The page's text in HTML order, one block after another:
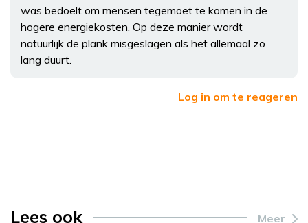
was bedoelt om mensen tegemoet te komen in de
hogere energiekosten. Op deze manier wordt
natuurlijk de plank misgeslagen als het allemaal zo
lang duurt.
Log in om te reageren
Lees ook Meer